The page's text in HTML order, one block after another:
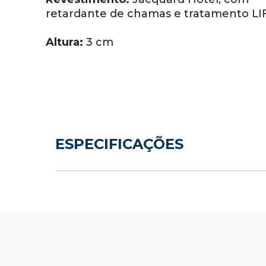
retardante de chamas e tratamento
Altura: 3 cm
ESPECIFICAÇÕES